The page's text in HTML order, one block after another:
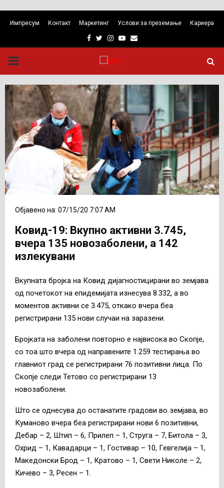
Импресум Контакт Маркетинг Услови за преземање Кариера
Facebook
TwitterInstagram
Youtube
Email
PRIMARY
MENU
Објавено на: 07/15/20 7:07 AM
Ковид-19: Вкупно активни 3.745,
вчера 135 новозаболени, а 142
излекувани
Вкупната бројка на Ковид дијагностицирани во земјава
од почетокот на епидемијата изнесува 8.332, а во
моментов активни се 3.475, откако вчера беа
регистрирани 135 нови случаи на заразени.
Бројката на заболени повторно е највисока во Скопје,
со тоа што вчера од направените 1.259 тестирања во
главниот град се регистрирани 76 позитивни лица. По
Скопје следи Тетово со регистрирани 13
новозаболени.
Што се однесува до останатите градови во земјава, во
Куманово вчера беа регистрирани нови 6 позитивни,
Дебар – 2, Штип – 6, Прилеп – 1, Струга – 7, Битола – 3,
Охрид – 1, Кавадарци – 1, Гостивар – 10, Гевгелија – 1,
Македонски Брод – 1, Кратово – 1, Свети Николе – 2,
Кичево – 3, Ресен – 1.